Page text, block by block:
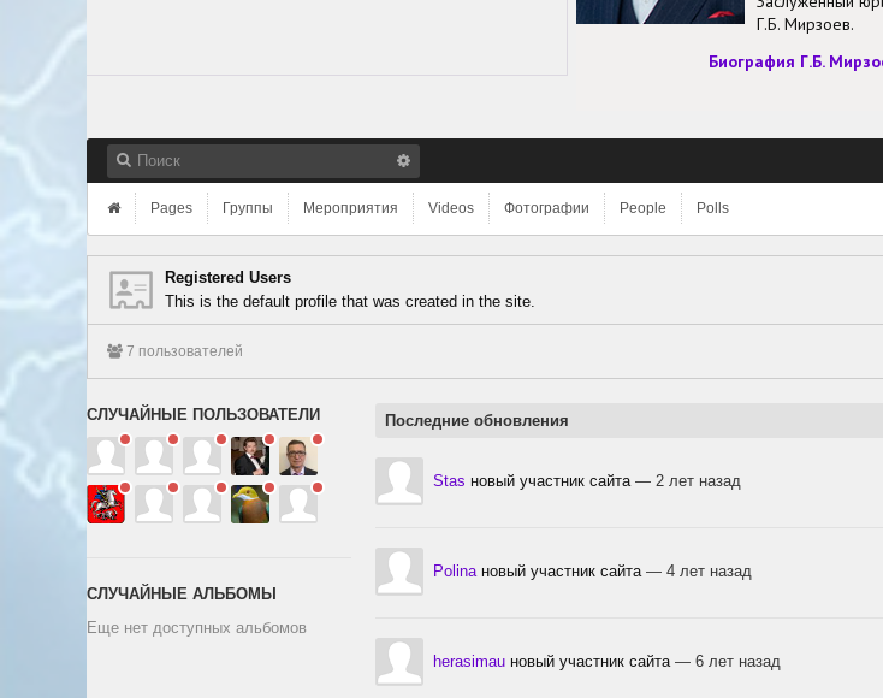
Г.Б. Мирзоев.
Биография Г.Б.
Pages Группы Мероприятия Videos Фотографии People Polls
Registered Users
This is the default profile that was created in the site.
7 пользователей
СЛУЧАЙНЫЕ ПОЛЬЗОВАТЕЛИ
СЛУЧАЙНЫЕ АЛЬБОМЫ
Еще нет доступных альбомов
Последние обновления
Stas новый участник сайта — 2 лет назад
Polina новый участник сайта — 4 лет назад
herasimau новый участник сайта — 6 лет назад